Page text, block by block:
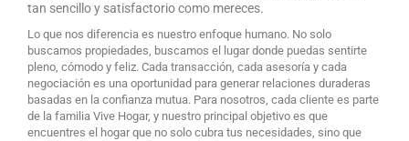
tan sencillo y satisfactorio como mereces.
Lo que nos diferencia es nuestro enfoque humano. No solo
buscamos propiedades, buscamos el lugar donde puedas sentirte
pleno, cómodo y feliz. Cada transacción, cada asesoría y cada
negociación es una oportunidad para generar relaciones duraderas
basadas en la confianza mutua. Para nosotros, cada cliente es parte
de la familia Vive Hogar, y nuestro principal objetivo es que
encuentres el hogar que no solo cubra tus necesidades, sino que